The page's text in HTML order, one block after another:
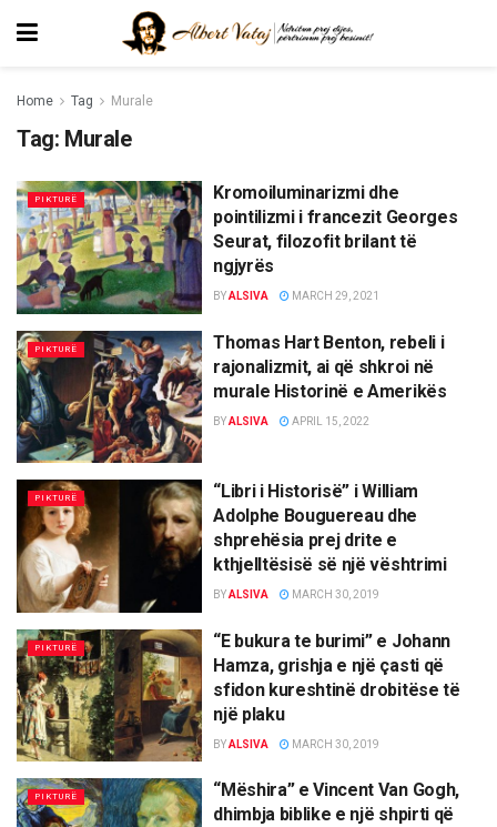
Home Tag Murale
Tag: Murale
PIKTURË
Kromoiluminarizmi dhe
pointilizmi i francezit Georges
Seurat, filozofit brilant të
ngjyrës
BYALSIVA MARCH 29, 2021
PIKTURË
Thomas Hart Benton, rebeli i
rajonalizmit, ai që shkroi në
murale Historinë e Amerikës
BYALSIVA APRIL 15, 2022
PIKTURË
“Libri i Historisë” i William
Adolphe Bouguereau dhe
shprehësia prej drite e
kthjelltësisë së një vështrimi
BYALSIVA MARCH 30, 2019
PIKTURË
“E bukura te burimi” e Johann
Hamza, grishja e një çasti që
sfidon kureshtinë drobitëse të
një plaku
BYALSIVA MARCH 30, 2019
PIKTURË
“Mëshira” e Vincent Van Gogh,
dhimbja biblike e një shpirti që